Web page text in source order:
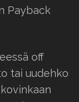
Payback
off
tai uudehko